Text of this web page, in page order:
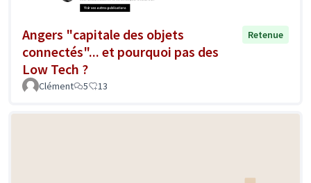
Angers "capitale des objets
connectés"... et pourquoi pas des
Low Tech ?
Retenue
Clément 5 13